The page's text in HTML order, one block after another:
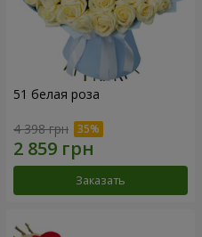
51 белая роза
4 398 грн
Заказать